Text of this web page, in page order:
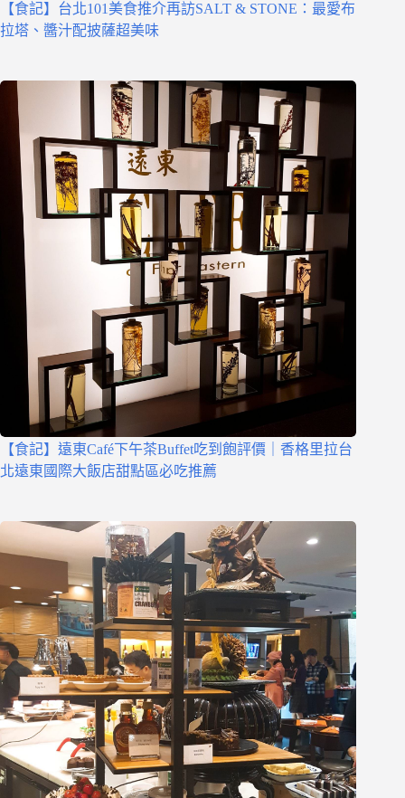
【食記】台北101美食推介再訪SALT & STONE：最愛布
拉塔、醬汁配披薩超美味
【食記】遠東Café下午茶Buffet吃到飽評價｜香格里拉台
北遠東國際大飯店甜點區必吃推薦